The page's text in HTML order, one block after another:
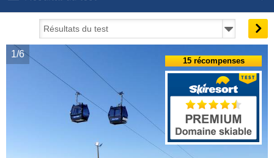
1/6
15 récompenses